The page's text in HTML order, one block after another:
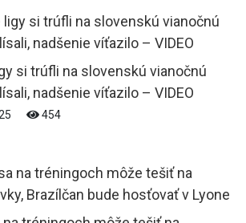
si trúfli na slovenskú vianočnú
nadšenie víťazilo – VIDEO
454